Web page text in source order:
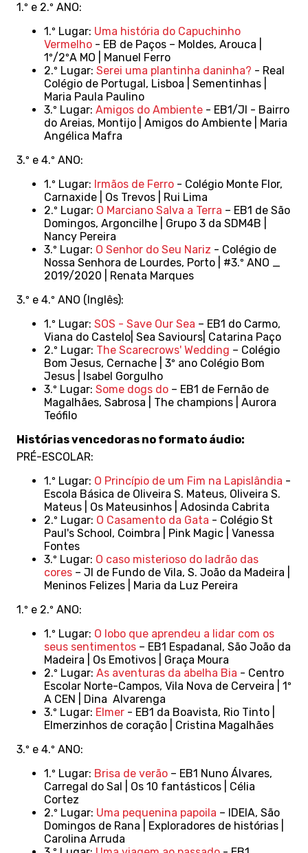
1.º e 2.º ANO:
1.º Lugar: Uma história do Capuchinho
Vermelho - EB de Paços – Moldes, Arouca |
1º/2ºA MO | Manuel Ferro
2.º Lugar: Serei uma plantinha daninha? - Real
Colégio de Portugal, Lisboa | Sementinhas |
Maria Paula Paulino
3.º Lugar: Amigos do Ambiente - EB1/JI - Bairro
do Areias, Montijo | Amigos do Ambiente | Maria
Angélica Mafra
3.º e 4.º ANO:
1.º Lugar: Irmãos de Ferro - Colégio Monte Flor,
Carnaxide | Os Trevos | Rui Lima
2.º Lugar: O Marciano Salva a Terra – EB1 de São
Domingos, Argoncilhe | Grupo 3 da SDM4B |
Nancy Pereira
3.º Lugar: O Senhor do Seu Nariz - Colégio de
Nossa Senhora de Lourdes, Porto | #3.º ANO _
2019/2020 | Renata Marques
3.º e 4.º ANO (Inglês):
1.º Lugar: SOS - Save Our Sea – EB1 do Carmo,
Viana do Castelo| Sea Saviours| Catarina Paço
2.º Lugar: The Scarecrows' Wedding – Colégio
Bom Jesus, Cernache | 3º ano Colégio Bom
Jesus | Isabel Gorgulho
3.º Lugar: Some dogs do – EB1 de Fernão de
Magalhães, Sabrosa | The champions | Aurora
Teófilo
Histórias vencedoras no formato áudio:
PRÉ-ESCOLAR:
1.º Lugar: O Princípio de um Fim na Lapislândia -
Escola Básica de Oliveira S. Mateus, Oliveira S.
Mateus | Os Mateusinhos | Adosinda Cabrita
2.º Lugar: O Casamento da Gata - Colégio St
Paul's School, Coimbra | Pink Magic | Vanessa
Fontes
3.º Lugar: O caso misterioso do ladrão das
cores – JI de Fundo de Vila, S. João da Madeira |
Meninos Felizes | Maria da Luz Pereira
1.º e 2.º ANO:
1.º Lugar: O lobo que aprendeu a lidar com os
seus sentimentos – EB1 Espadanal, São João da
Madeira | Os Emotivos | Graça Moura
2.º Lugar: As aventuras da abelha Bia - Centro
Escolar Norte-Campos, Vila Nova de Cerveira | 1º
A CEN | Dina Alvarenga
3.º Lugar: Elmer - EB1 da Boavista, Rio Tinto |
Elmerzinhos de coração | Cristina Magalhães
3.º e 4.º ANO:
1.º Lugar: Brisa de verão – EB1 Nuno Álvares,
Carregal do Sal | Os 10 fantásticos | Célia
Cortez
2.º Lugar: Uma pequenina papoila – IDEIA, São
Domingos de Rana | Exploradores de histórias |
Carolina Arruda